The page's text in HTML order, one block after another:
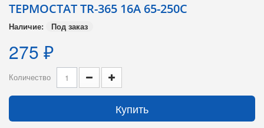
ТЕРМОСТАТ TR-365 16A 65-250C
Наличие: Под заказ
275 ₽
Количество
Купить